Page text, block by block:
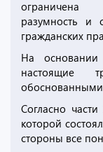
ограничена
разумность и
гражданских
На основании
настоящие
Согласно
которой
стороны все